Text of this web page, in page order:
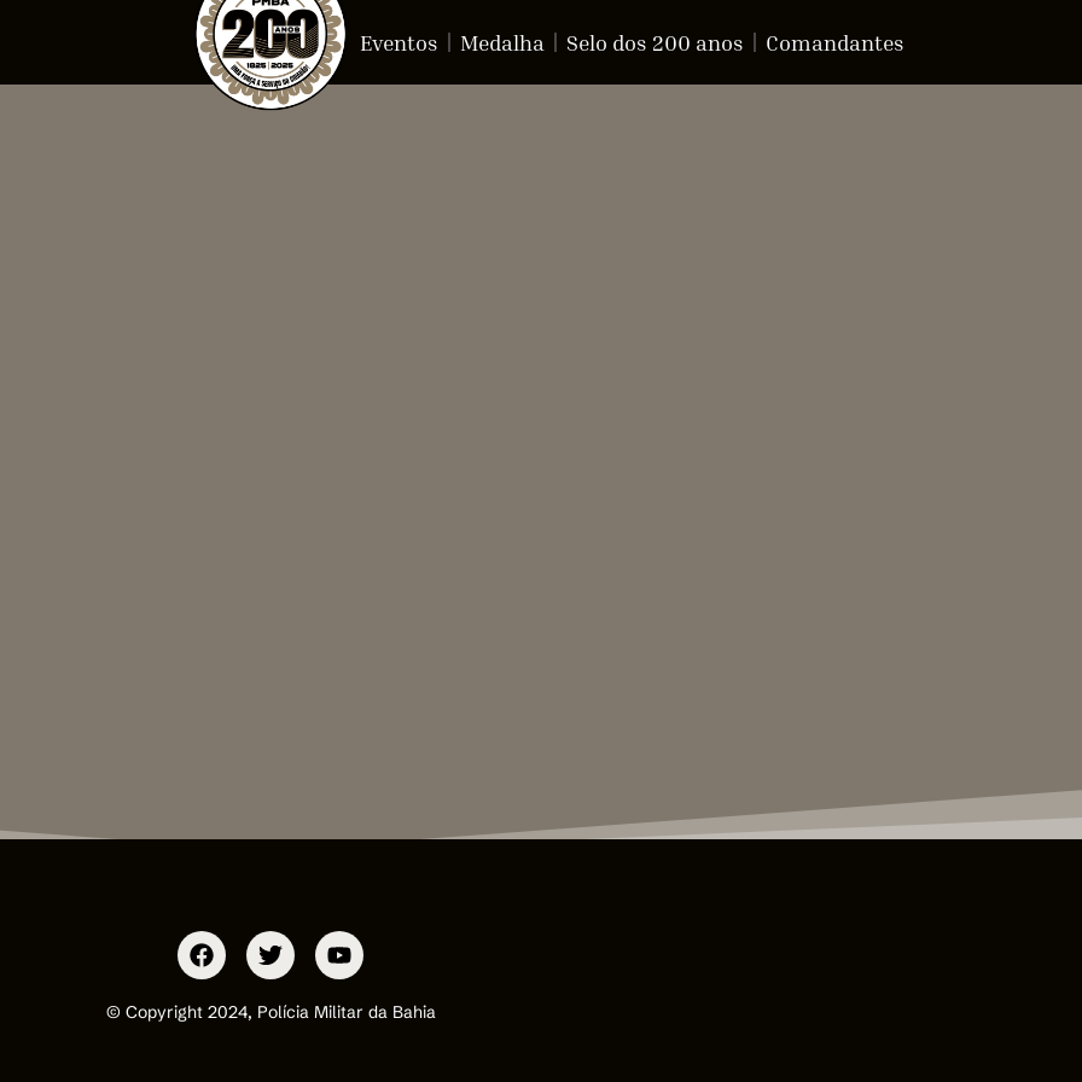
Eventos Medalha Selo dos 200 anos Comandantes
© Copyright 2024, Polícia Militar da Bahia